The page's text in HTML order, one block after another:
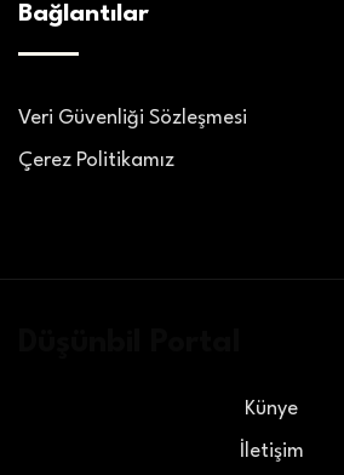
Bağlantılar
Veri Güvenliği Sözleşmesi
Çerez Politikamız
Künye
İletişim